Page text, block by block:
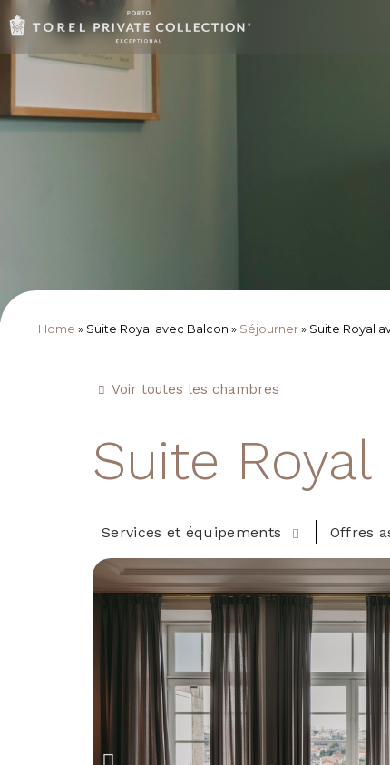
Home » Suite Royal avec Balcon » Séjourner » Suite Royal
Voir toutes les chambres
Suite
Services et équipements Offres